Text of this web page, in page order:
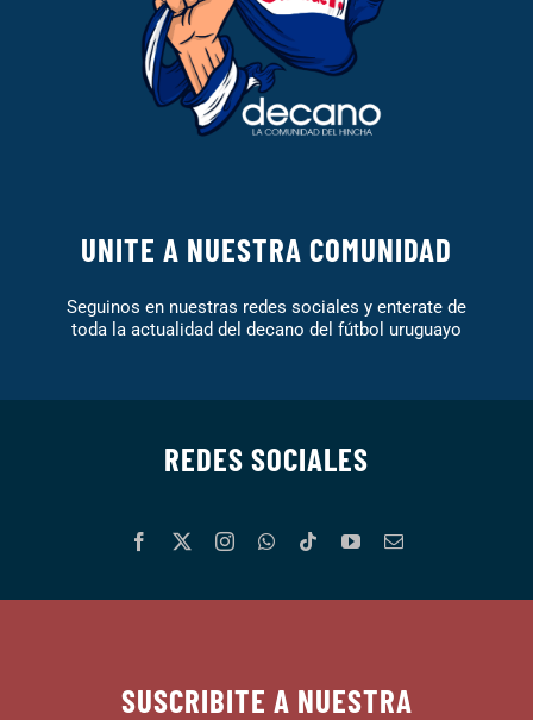
UNITE A NUESTRA COMUNIDAD
Seguinos en nuestras redes sociales y enterate de
toda la actualidad del decano del fútbol uruguayo
REDES SOCIALES
SUSCRIBITE A NUESTRA